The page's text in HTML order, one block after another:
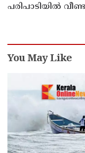
പരിപാടിയില്‍
You May Like